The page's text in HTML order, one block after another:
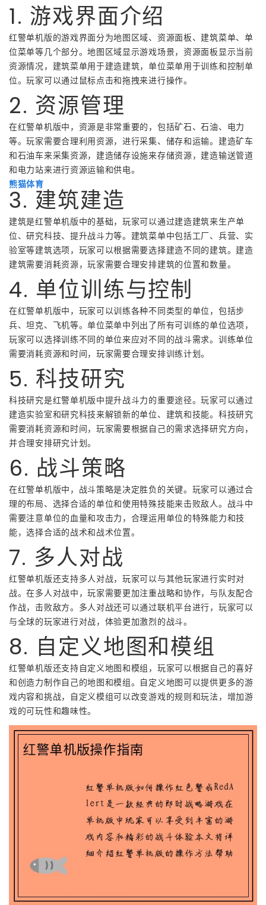
1. 游戏界面介绍
红警单机版的游戏界面分为地图区域、资源面板、建筑菜单、单
位菜单等几个部分。地图区域显示游戏场景，资源面板显示当前
资源情况，建筑菜单用于建造建筑，单位菜单用于训练和控制单
位。玩家可以通过鼠标点击和拖拽来进行操作。
2. 资源管理
在红警单机版中，资源是非常重要的，包括矿石、石油、电力
等。玩家需要合理利用资源，进行采集、储存和运输。建造矿车
和石油车来采集资源，建造储存设施来存储资源，建造输送管道
和电力站来进行资源运输和供电。
熊猫体育
3. 建筑建造
建筑是红警单机版中的基础，玩家可以通过建造建筑来生产单
位、研究科技、提升战斗力等。建筑菜单中包括工厂、兵营、实
验室等建筑选项，玩家可以根据需要选择建造不同的建筑。建造
建筑需要消耗资源，玩家需要合理安排建筑的位置和数量。
4. 单位训练与控制
在红警单机版中，玩家可以训练各种不同类型的单位，包括步
兵、坦克、飞机等。单位菜单中列出了所有可训练的单位选项，
玩家可以选择训练不同的单位来应对不同的战斗需求。训练单位
需要消耗资源和时间，玩家需要合理安排训练计划。
5. 科技研究
科技研究是红警单机版中提升战斗力的重要途径。玩家可以通过
建造实验室和研究科技来解锁新的单位、建筑和技能。科技研究
需要消耗资源和时间，玩家需要根据自己的需求选择研究方向，
并合理安排研究计划。
6. 战斗策略
在红警单机版中，战斗策略是决定胜负的关键。玩家可以通过合
理的布局、选择合适的单位和使用特殊技能来击败敌人。战斗中
需要注意单位的血量和攻击力，合理运用单位的特殊能力和技
能，选择合适的战术和战术位置。
7. 多人对战
红警单机版还支持多人对战，玩家可以与其他玩家进行实时对
战。在多人对战中，玩家需要更加注重战略和协作，与队友配合
作战，击败敌方。多人对战还可以通过联机平台进行，玩家可以
与全球的玩家进行对战，体验更加激烈的战斗。
8. 自定义地图和模组
红警单机版还支持自定义地图和模组，玩家可以根据自己的喜好
和创造力制作自己的地图和模组。自定义地图可以提供更多的游
戏内容和挑战，自定义模组可以改变游戏的规则和玩法，增加游
戏的可玩性和趣味性。